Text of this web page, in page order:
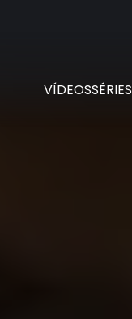
VÍDEOSSÉRIES